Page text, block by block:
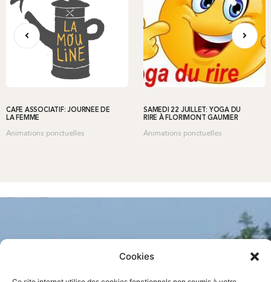
Cookies
CAFÉ ASSOCIATIF: JOURNÉE DE
LA FEMME
Animations ponctuelles
SAMEDI 22 JUILLET: YOGA DU
RIRE À FLORIMONT GAUMIER
Animations ponctuelles